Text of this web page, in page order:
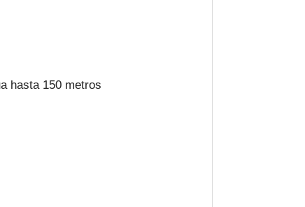
hasta 150 metros